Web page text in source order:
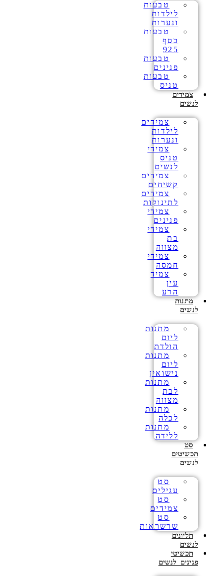
טבעות
לילדות
ונערות
טבעות
כסף
925
טבעות
פנינים
טבעות
טניס
צמידים
לנשים
צמידים
לילדות
ונערות
צמידי
טניס
לנשים
צמידים
קשיחים
צמידים
לתינוקות
צמידי
פנינים
צמידי
בת
מצווה
צמידי
חמסה
צמיד
עין
הרע
מתנות
לנשים
מתנות
ליום
הולדת
מתנות
ליום
נישואין
מתנות
לבת
מצווה
מתנות
לכלה
מתנות
ללידה
סט
תכשיטים
לנשים
סט
עגילים
סט
צמידים
סט
שרשראות
תליונים
לנשים
תכשיטי
פנינים לנשים